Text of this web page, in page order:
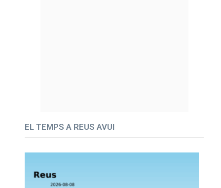
EL TEMPS A REUS AVUI